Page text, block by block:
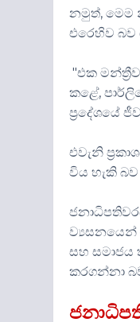
නමුත්, මෙම
එරෙහිව බව
"එක
කළේ,
ප්‍රදේශයේ
එවැනි
විය හැකි
ව්‍යසනයෙන්
සහ
කරගන්නා